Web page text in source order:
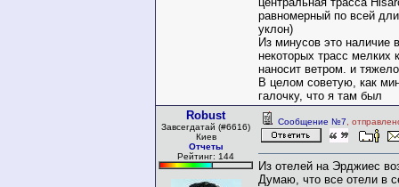
равномерный по всей
уклон)
Из минусов это наличие
некоторых трасс мелких
наносит ветром. и
В целом советую, как
галочку, что я там был
Robust
Завсегдатай (#6616)
Киев
Отчеты
Рейтинг: 144
Сообщение №7 ,
Из отелей на Эрджиес
Думаю, что все отели в